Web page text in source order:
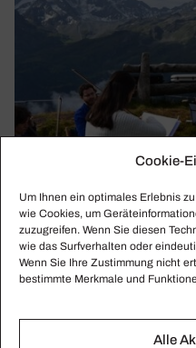
Cookie-
Um Ihnen ein optimales Erlebnis
wie Cookies, um
zuzugreifen. Wenn Sie diesen
wie das Surfverhalten oder
Wenn Sie Ihre Zustimmung nicht
bestimmte Merkmale und
Alle
VERBIER FESTIVAL